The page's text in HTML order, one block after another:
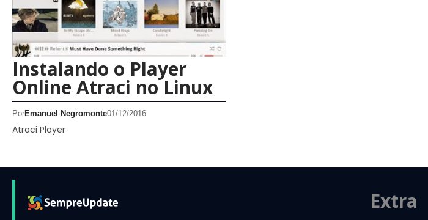
Instalando o Player
Online Atraci no Linux
PorEmanuel Negromonte01/12/2016
Atraci Player
Extra